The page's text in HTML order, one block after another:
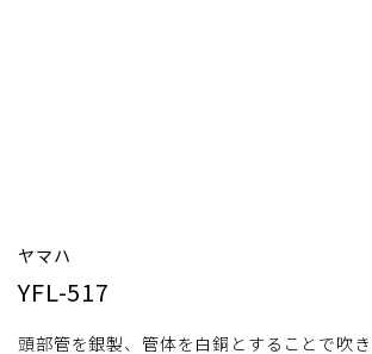
ヤマハ
YFL-517
頭部管を銀製、管体を白銅とすることで吹